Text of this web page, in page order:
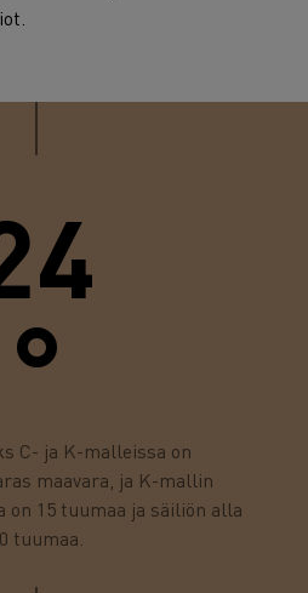
°
C- ja K-malleissa on
maavara, ja K-mallin
on 15 tuumaa ja säiliön alla
tuumaa.